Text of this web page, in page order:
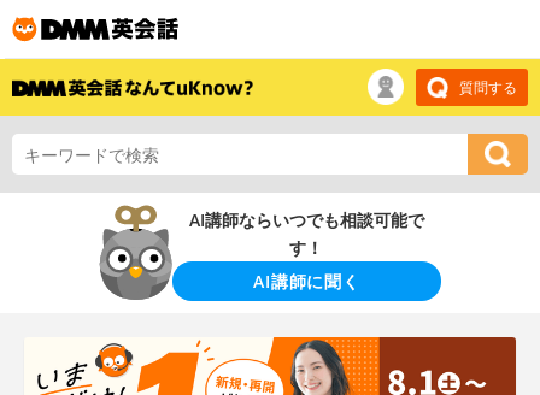
質問する
AI講師ならいつでも相談可能で
す！
AI講師に聞く